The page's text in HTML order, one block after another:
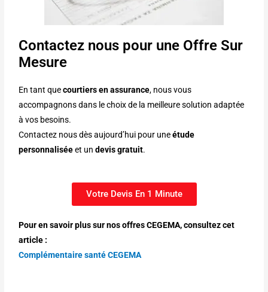
Contactez nous pour une Offre Sur
Mesure
En tant quecourtiers en assurance, nous vous
accompagnons dans le choix de la meilleure solution adaptée
à vos besoins.
Contactez nous dès aujourd’hui pour uneétude
personnaliséeet undevis gratuit.
Votre Devis En 1 Minute
Pour en savoir plus sur nos offres CEGEMA, consultez cet
article :
Complémentaire santé CEGEMA